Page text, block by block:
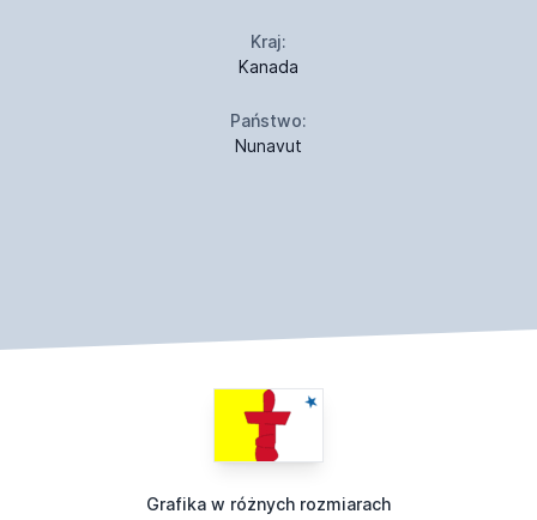
Kraj:
Kanada
Państwo:
Nunavut
Grafika w różnych rozmiarach